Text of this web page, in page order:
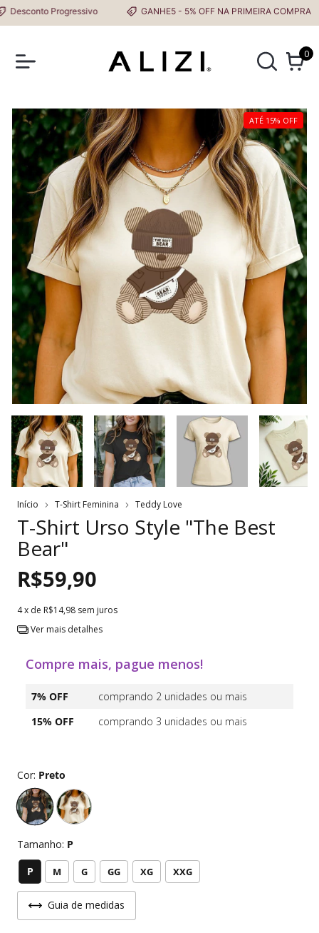
Progressivo GANHE5 - 5% OFF NA PRIMEIRA COMPRA
0
ATÉ 15% OFF
Início T-Shirt Feminina Teddy Love
T-Shirt Urso Style "The Best
Bear"
R$59,90
4x de R$14,98 sem juros
Ver mais detalhes
Compre mais, pague menos!
7% OFF
comprando 2 unidades ou mais
15% OFF
comprando 3 unidades ou mais
Cor: Preto
Tamanho: P
P M G GG XG XXG
Guia de medidas